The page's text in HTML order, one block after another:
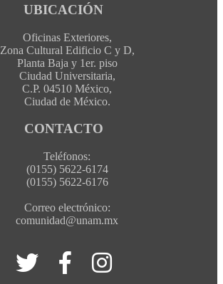
UBICACIÓN
Oficinas Exteriores,
Zona Cultural Edificio C y D,
Planta Baja y 1er. piso
Ciudad Universitaria,
C.P. 04510 México,
Ciudad de México.
CONTACTO
Teléfonos:
(0155) 5622-6174
(0155) 5622-6176
Correo electrónico:
comunidad@unam.mx